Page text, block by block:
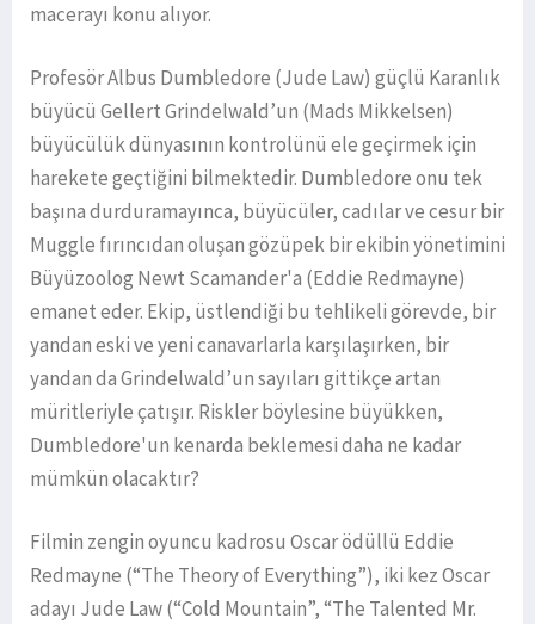
macerayı konu alıyor.
Profesör Albus Dumbledore (Jude Law) güçlü Karanlık
büyücü Gellert Grindelwald’un (Mads Mikkelsen)
büyücülük dünyasının kontrolünü ele geçirmek için
harekete geçtiğini bilmektedir. Dumbledore onu tek
başına durduramayınca, büyücüler, cadılar ve cesur bir
Muggle fırıncıdan oluşan gözüpek bir ekibin yönetimini
Büyüzoolog Newt Scamander'a (Eddie Redmayne)
emanet eder. Ekip, üstlendiği bu tehlikeli görevde, bir
yandan eski ve yeni canavarlarla karşılaşırken, bir
yandan da Grindelwald’un sayıları gittikçe artan
müritleriyle çatışır. Riskler böylesine büyükken,
Dumbledore'un kenarda beklemesi daha ne kadar
mümkün olacaktır?
Filmin zengin oyuncu kadrosu Oscar ödüllü Eddie
Redmayne (“The Theory of Everything”), iki kez Oscar
adayı Jude Law (“Cold Mountain”, “The Talented Mr.